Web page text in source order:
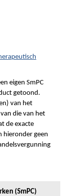
eigen SmPC
getoond.
van het
die van het
de exacte
hieronder geen
(SmPC)